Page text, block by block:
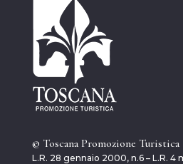
© Toscana Promozione Turistica
L.R. 28 gennaio 2000, n.6 – L.R. 4